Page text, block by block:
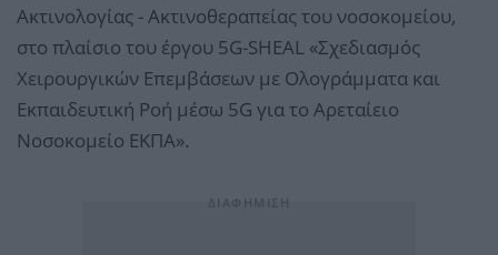
Ακτινολογίας - Ακτινοθεραπείας του νοσοκομείου,
στο πλαίσιο του έργου 5G-SHEAL «Σχεδιασμός
Χειρουργικών Επεμβάσεων με Ολογράμματα και
Εκπαιδευτική Ροή μέσω 5G για το Αρεταίειο
Νοσοκομείο ΕΚΠΑ».